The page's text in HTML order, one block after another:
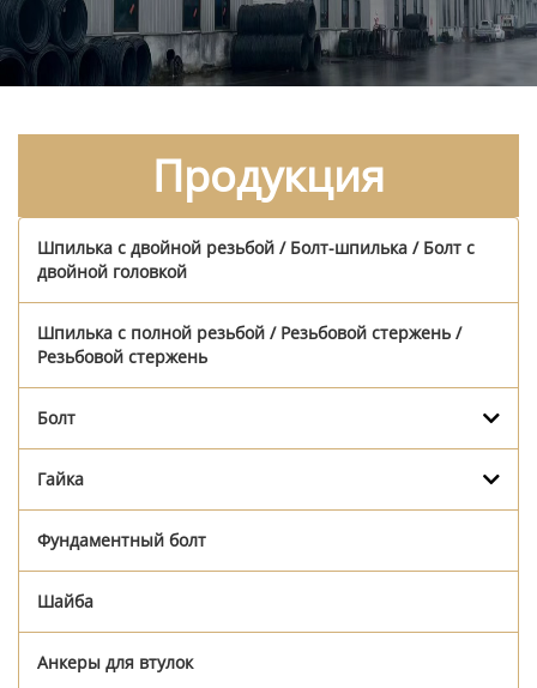
Продукция
Шпилька с двойной резьбой / Болт-шпилька / Болт с
двойной головкой
Шпилька с полной резьбой / Резьбовой стержень /
Резьбовой стержень
Болт
Гайка
Фундаментный болт
Шайба
Анкеры для втулок